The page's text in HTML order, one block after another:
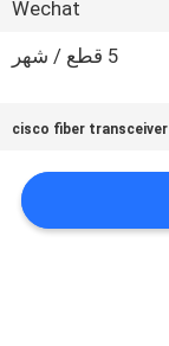
Wechat
5 قطع / شهر
cisco fiber transceiver